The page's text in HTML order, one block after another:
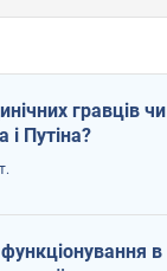
гравців чи
Путіна?
в